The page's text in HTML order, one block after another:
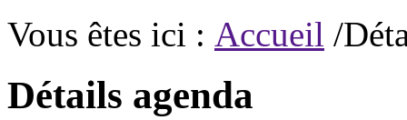
Vous êtes ici : Accueil /
Détails agenda